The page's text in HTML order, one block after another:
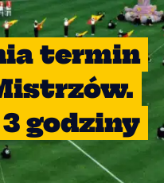
termin
godziny